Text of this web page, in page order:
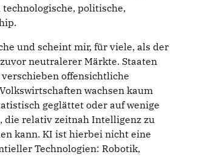
politische,
und scheint mir, für viele, als der
neutralerer Märkte. Staaten
offensichtliche
wachsen kaum
geglättet oder auf wenige
die relativ zeitnah Intelligenz zu
kann. KI ist hierbei nicht eine
Technologien: Robotik,